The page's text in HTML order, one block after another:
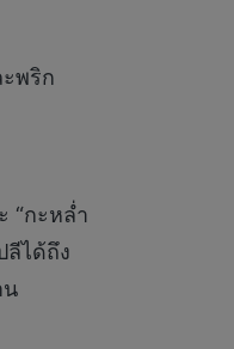
พริก
“กะหล่ำ
ลีได้ถึง
น